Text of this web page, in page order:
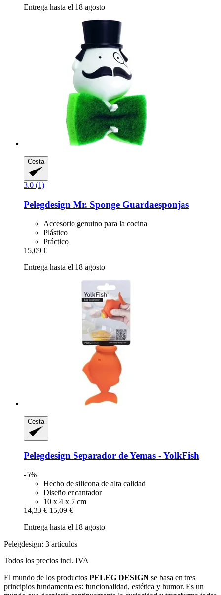
Entrega hasta el 18 agosto
Cesta
3.0 (1)
Pelegdesign Mr. Sponge Guardaesponjas
Accesorio genuino para la cocina
Plástico
Práctico
15,09 €
Entrega hasta el 18 agosto
Cesta
Pelegdesign Separador de Yemas -​ YolkFish
-5%
Hecho de silicona de alta calidad
Diseño encantador
10 x 4 x 7 cm
14,33 € 15,09 €
Entrega hasta el 18 agosto
Pelegdesign: 3 artículos
Todos los precios incl. IVA
El mundo de los productos PELEG DESIGN se basa en tres
principios fundamentales: funcionalidad, estética y humor. Es un